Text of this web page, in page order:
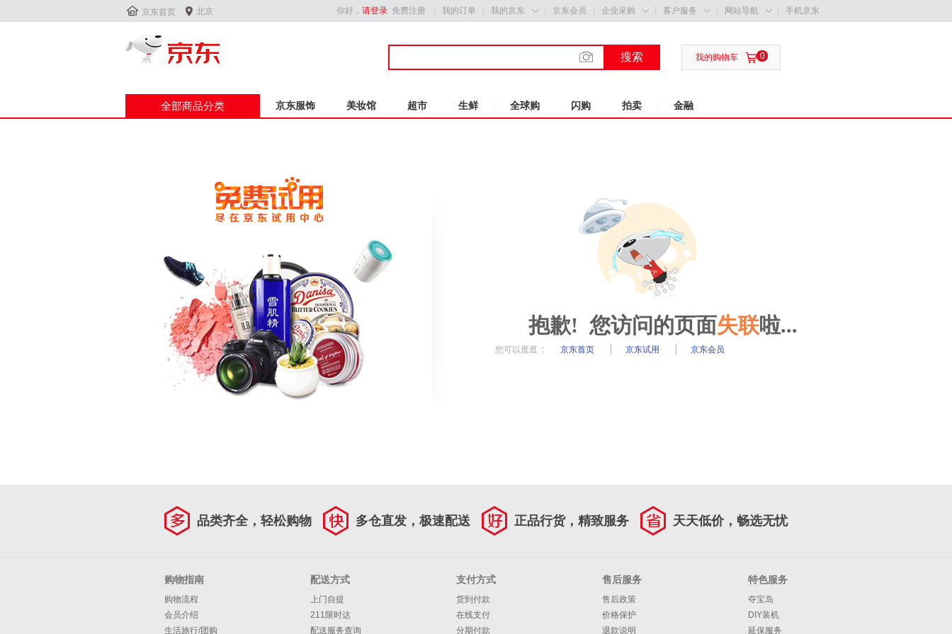
 京东首页  北京 你好， 请登录 免费注册 我的订单 我的京东  京东会员 企业采购  客户服务  网站导航  手机京东
搜索  0
我的购物车
全部商品分类 京东服饰 美妆馆 超市 生鲜 全球购 闪购 拍卖 金融
抱歉! 您访问的页面失联啦...
您可以逛逛 : 京东首页 京东试用 京东会员
品类齐全，轻松购物 多仓直发，极速配送 正品行货，精致服务 天天低价，畅选无忧
购物指南
购物流程
会员介绍
生活旅行/团购
配送方式
上门自提
211限时达
配送服务查询
支付方式
货到付款
在线支付
分期付款
售后服务
售后政策
价格保护
退款说明
特色服务
夺宝岛
DIY装机
延保服务